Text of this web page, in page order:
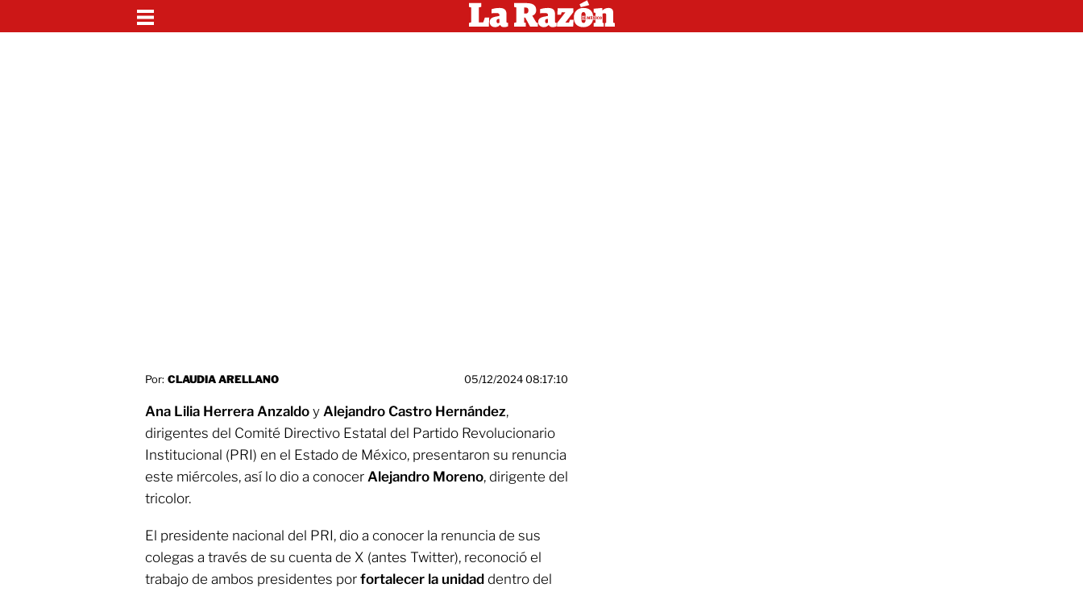
Por: CLAUDIA ARELLANO 05/12/2024 08:17:10
Ana Lilia Herrera Anzaldo y Alejandro Castro Hernández,
dirigentes del Comité Directivo Estatal del Partido Revolucionario
Institucional (PRI) en el Estado de México, presentaron su renuncia
este miércoles, así lo dio a conocer Alejandro Moreno, dirigente del
tricolor.
El presidente nacional del PRI, dio a conocer la renuncia de sus
colegas a través de su cuenta de X (antes Twitter), reconoció el
trabajo de ambos presidentes por fortalecer la unidad dentro del